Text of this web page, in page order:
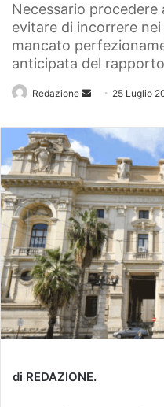
Necessario procedere
evitare di incorrere
mancato
anticipata del
Redazione
Invia 25 Luglio
di REDAZIONE.